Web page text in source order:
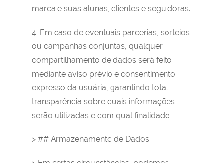
marca e suas alunas, clientes e seguidoras.
4. Em caso de eventuais parcerias, sorteios
ou campanhas conjuntas, qualquer
compartilhamento de dados será feito
mediante aviso prévio e consentimento
expresso da usuária, garantindo total
transparência sobre quais informações
serão utilizadas e com qual finalidade.
> ## Armazenamento de Dados